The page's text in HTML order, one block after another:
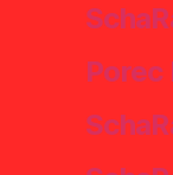
Porec